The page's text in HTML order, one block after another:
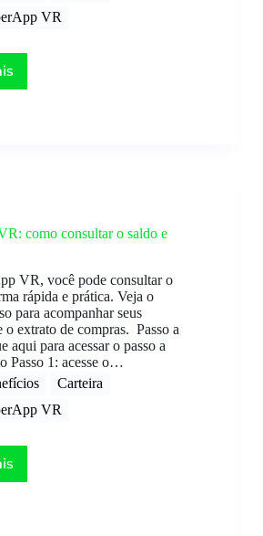
VR
como consultar o saldo e
VR, você pode consultar o
rápida e prática. Veja o
para acompanhar seus
o extrato de compras. Passo a
aqui para acessar o passo a
Passo 1: acesse o…
Carteira
VR